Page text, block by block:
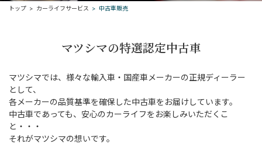
トップ カーライフサービス 中古車販売
マツシマの特選認定中古車
マツシマでは、様々な輸入車・国産車メーカーの正規ディーラー
として、
各メーカーの品質基準を確保した中古車をお届けしています。
中古車であっても、安心のカーライフをお楽しみいただくこ
と・・・
それがマツシマの想いです。